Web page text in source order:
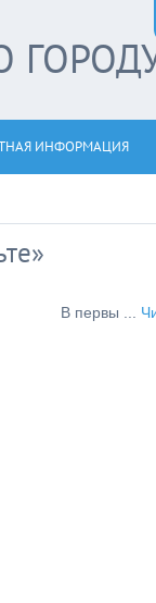
ИНФОРМАЦИЯ
В первы